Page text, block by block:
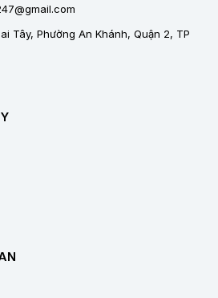
Tây, Phường An Khánh, Quận 2, TP